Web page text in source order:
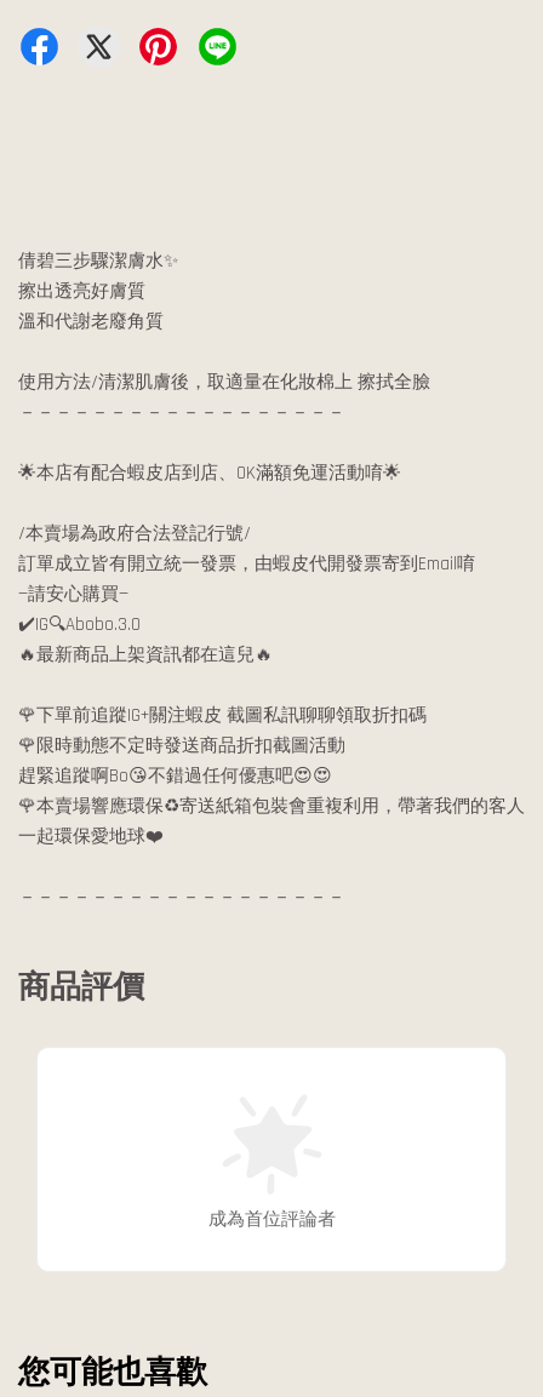
倩碧三步驟潔膚水✨
擦出透亮好膚質
溫和代謝老廢角質
使用方法/清潔肌膚後，取適量在化妝棉上 擦拭全臉
－－－－－－－－－－－－－－－－－－
🌟本店有配合蝦皮店到店、OK滿額免運活動唷🌟
/本賣場為政府合法登記行號/
訂單成立皆有開立統一發票，由蝦皮代開發票寄到Email唷
—請安心購買—
✔️IG🔍Abobo.3.0
🔥最新商品上架資訊都在這兒🔥
🌹下單前追蹤IG+關注蝦皮 截圖私訊聊聊領取折扣碼
🌹限時動態不定時發送商品折扣截圖活動
趕緊追蹤啊Bo😘不錯過任何優惠吧😍😍
🌹本賣場響應環保♻️寄送紙箱包裝會重複利用，帶著我們的客人
一起環保愛地球❤️
－－－－－－－－－－－－－－－－－－
商品評價
成為首位評論者
您可能也喜歡